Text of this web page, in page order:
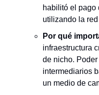
habilitó el pago
utilizando la
Por qué
infraestructura
de nicho.
intermediarios
un medio de